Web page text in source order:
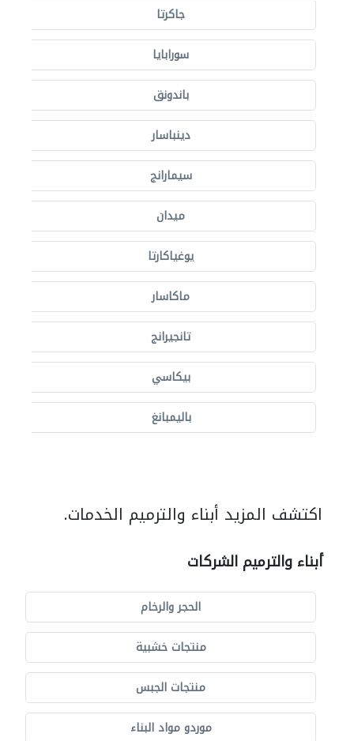
جاكرتا
سورابايا
باندونق
دينباسار
سيمارانج
ميدان
يوغياكارتا
ماكاسار
تانجيرانج
بيكاسي
باليمبانغ
اكتشف المزيد أبناء والترميم الخدمات.
أبناء والترميم الشركات
الحجر والرخام
منتجات خشبية
منتجات الجبس
موردو مواد البناء